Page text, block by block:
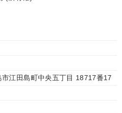
市江田島町中央五丁目 18717番17